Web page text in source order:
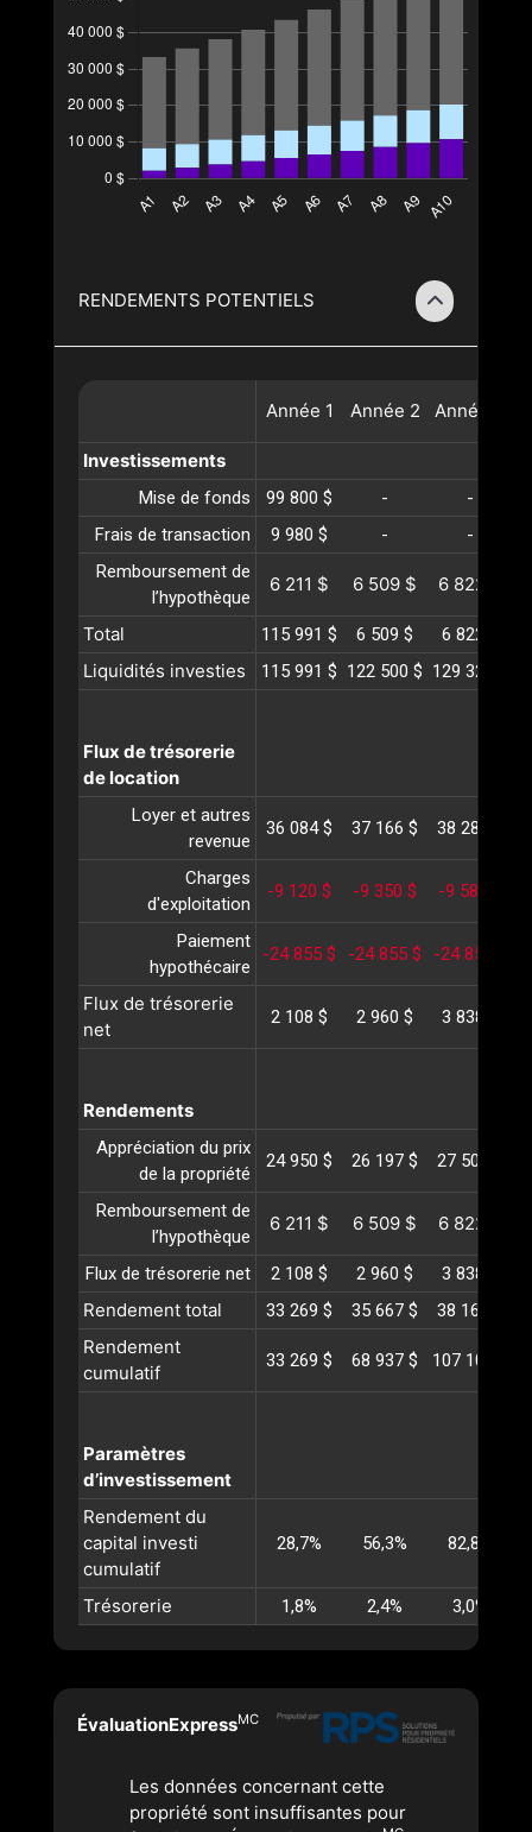
RENDEMENTS POTENTIELS
Année 1 Année 2 Année
Investissements
Mise de fonds 99 800 $ -
-
Frais de transaction
9 980 $ -
-
Remboursement de
l’hypothèque
6 211 $ 6 509 $ 6 822 $
Total 115 991 $ 6 509 $ 6 822 $
Liquidités investies 115 991 $ 122 500 $ 129 323 $
Flux de trésorerie
de location
Loyer et autres
revenue
36 084 $ 37 166 $ 38 281 $
Charges
d'exploitation
-9 120 $ -9 350 $ -9 587 $
Paiement
hypothécaire
-24 855 $ -24 855 $ -24 855 $
Flux de trésorerie
net
2 108 $ 2 960 $ 3 838 $
Rendements
Appréciation du prix
de la propriété
24 950 $ 26 197 $ 27 507 $
Remboursement de
l’hypothèque
6 211 $ 6 509 $ 6 822 $
Flux de trésorerie net 2 108 $ 2 960 $ 3 838 $
Rendement total 33 269 $ 35 667 $ 38 168 $
Rendement
cumulatif
33 269 $ 68 937 $ 107 105 $
Paramètres
d’investissement
Rendement du
capital investi
cumulatif
28,7% 56,3% 82,8%
Trésorerie 1,8% 2,4% 3,0%
ÉvaluationExpressMC
Les données concernant cette
propriété sont insuffisantes pour